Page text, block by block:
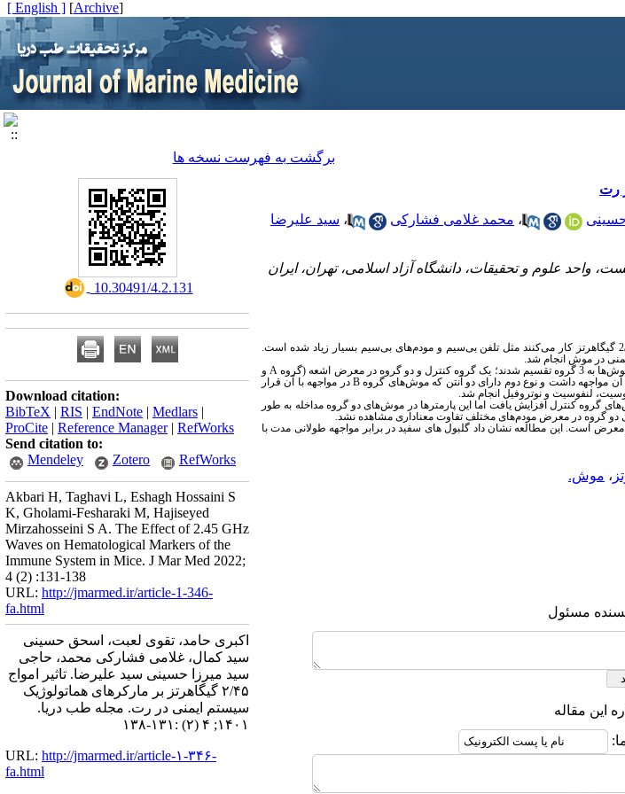
[
Archive
]
[ English ]
برگشت به فهرست نسخه ها
، محمد غلامی فشارکی ، سید علیرضا
علوم و تحقیقات، دانشگاه آزاد اسلامی، تهران، ایران
کار می‌کنند مثل تلفن بی‌سیم و مودم‌های بی‌سیم بسیار زیاد شده است.
انجام شد.
و دو گروه در معرض اشعه (گروه Aو
آن مواجهه داشت و نوع دوم دارای دو آنتن که موش‌های گروهB در مواجهه با آن قرار
لنفوسیت و نوتروفیل انجام شد.
گروه کنترل افزایش یافت اما این پارمترها در موش‌های دو گروه مداخله به طور
دو گروه در معرض مودم‌های مختلف تفاوت معناداری مشاهده نشد.
ایمنی موش‌های در معرض است. این مطالعه نشان داد گلبول های سفید در برابر مواجهه طولانی مدت با
، موش.
مسئول
این مقاله
‎ 10.30491/4.2.131
Download citation:
BibTeX | RIS | EndNote | Medlars |
ProCite | Reference Manager| RefWorks
Send citation to:
Mendeley
Zotero RefWorks
Akbari H, Taghavi L, Eshagh Hossaini S
K, Gholami-Fesharaki M, Hajiseyed
Mirzahosseini S A. The Effect of 2.45 GHz
Waves on Hematological Markers of the
Immune System in Mice. J Mar Med 2022;
4 (2) :131-138
URL: http://jmarmed.ir/article-1-346-
fa.html
اکبری حامد، تقوی لعبت، اسحق حسینی
سید کمال، غلامی فشارکی محمد، حاجی
سید میرزا حسینی سید علیرضا. تاثیر امواج
۲/۴۵ گیگاهرتز بر مارکرهای هماتولوژیک
سیستم ایمنی در رت. مجله طب دریا.
۱۴۰۱; ۴ (۲) :۱۳۱-۱۳۸
URL: http://jmarmed.ir/article-۱-۳۴۶-
fa.html